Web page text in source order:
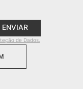
ENVIAR
de Dados.